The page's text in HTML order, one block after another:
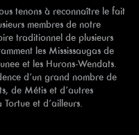
tenons à reconnaître le fait
membres de notre
traditionnel de plusieurs
les Mississaugas de
et les Hurons-Wendats.
d’un grand nombre de
de Métis et d’autres
et d’ailleurs.